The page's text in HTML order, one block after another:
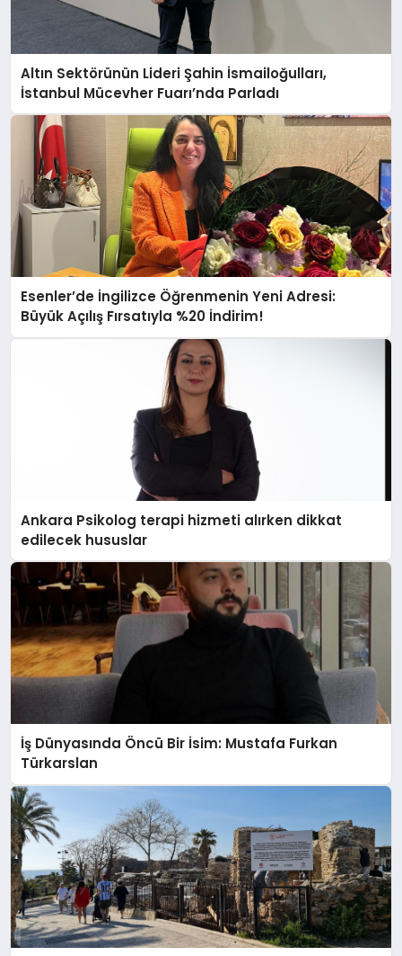
Altın Sektörünün Lideri Şahin İsmailoğulları,
İstanbul Mücevher Fuarı’nda Parladı ￼
Esenler’de İngilizce Öğrenmenin Yeni Adresi:
Büyük Açılış Fırsatıyla %20 İndirim!
Ankara Psikolog terapi hizmeti alırken dikkat
edilecek hususlar
İş Dünyasında Öncü Bir İsim: Mustafa Furkan
Türkarslan